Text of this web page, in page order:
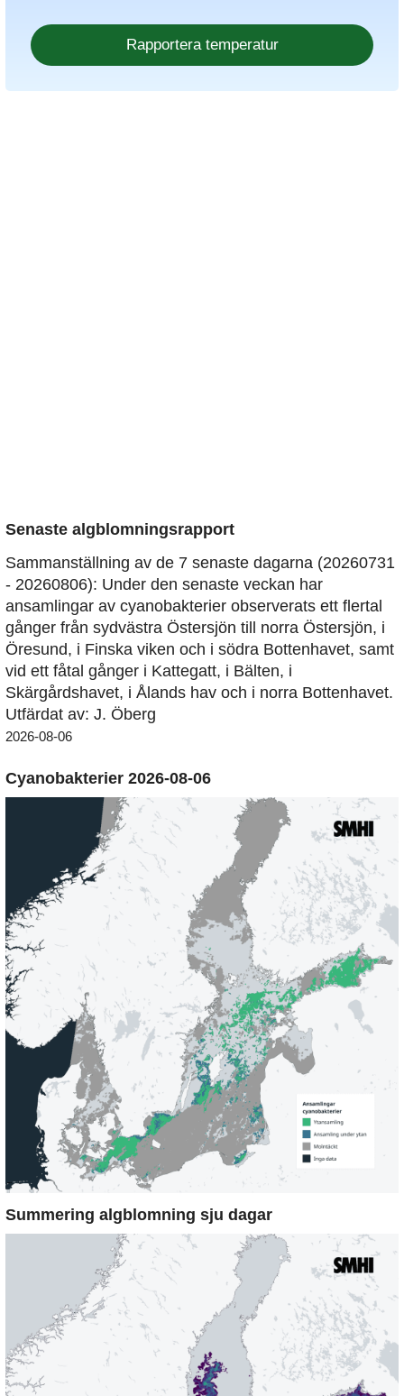
Senaste algblomningsrapport
Sammanställning av de 7 senaste dagarna (20260731
- 20260806): Under den senaste veckan har
ansamlingar av cyanobakterier observerats ett flertal
gånger från sydvästra Östersjön till norra Östersjön, i
Öresund, i Finska viken och i södra Bottenhavet, samt
vid ett fåtal gånger i Kattegatt, i Bälten, i
Skärgårdshavet, i Ålands hav och i norra Bottenhavet.
Utfärdat av: J. Öberg
2026-08-06
Cyanobakterier 2026-08-06
Summering algblomning sju dagar